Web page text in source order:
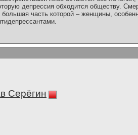
депрессия обходится обществу.
часть которой – женщины,
Серёгин